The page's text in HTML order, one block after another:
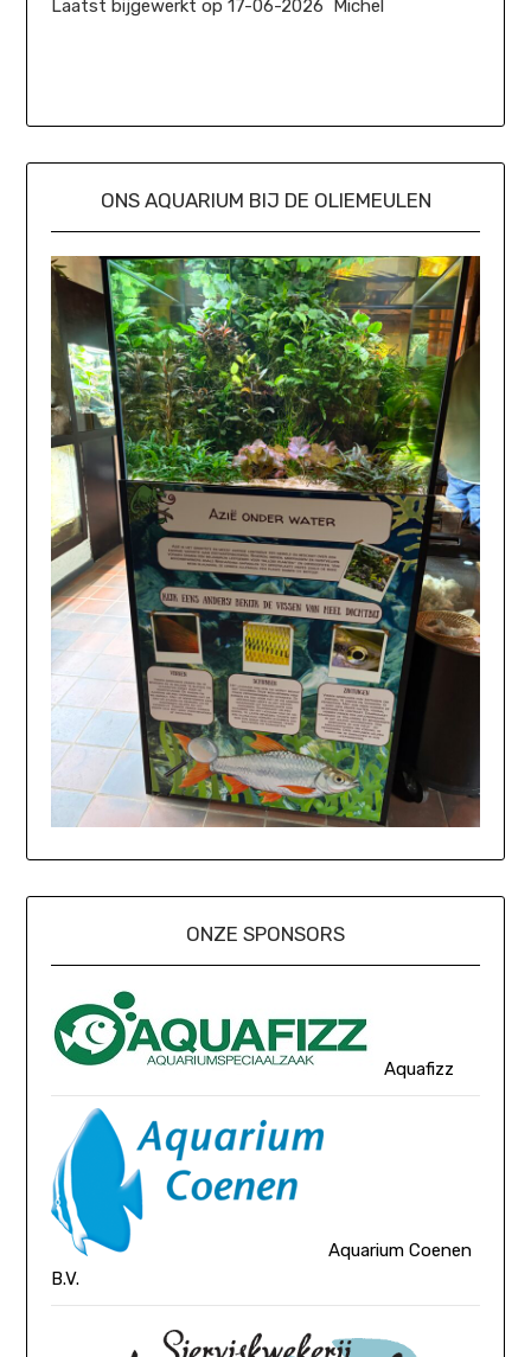
Laatst bijgewerkt op 17-06-2026 Michel
ONS AQUARIUM BIJ DE OLIEMEULEN
ONZE SPONSORS
Aquafizz
Aquarium Coenen
B.V.